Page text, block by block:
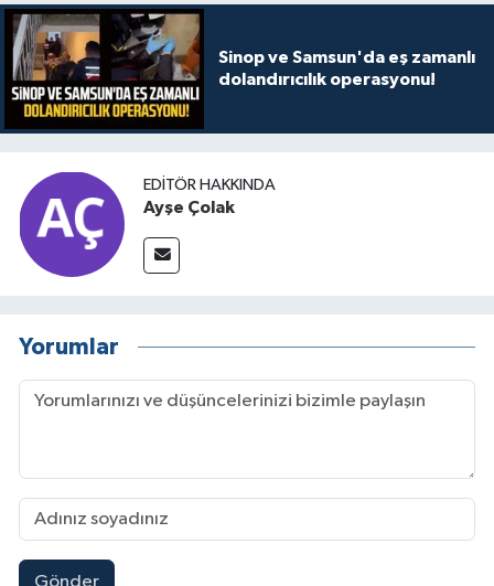
Sinop ve Samsun'da eş zamanlı
dolandırıcılık operasyonu!
EDITÖR HAKKINDA
Ayşe Çolak
Yorumlar
Gönder